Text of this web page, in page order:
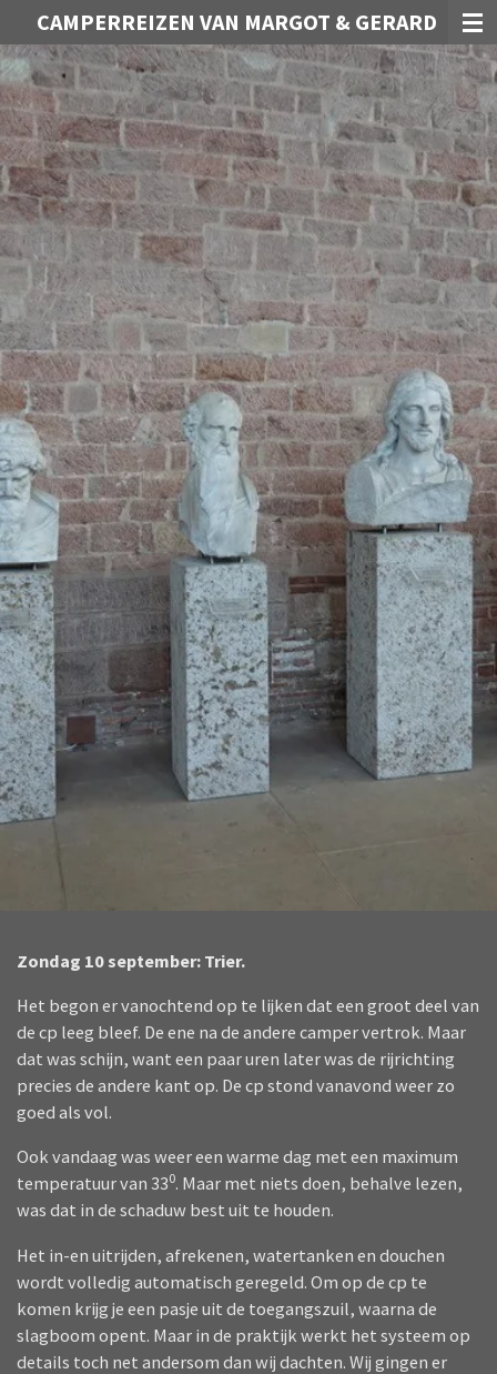
direct
naar
de
hoofdinhoud
CAMPERREIZEN VAN MARGOT & GERARD
Zondag 10 september: Trier.
Het begon er vanochtend op te lijken dat een groot deel van
de cp leeg bleef. De ene na de andere camper vertrok. Maar
dat was schijn, want een paar uren later was de rijrichting
precies de andere kant op. De cp stond vanavond weer zo
goed als vol.
Ook vandaag was weer een warme dag met een maximum
temperatuur van 330. Maar met niets doen, behalve lezen,
was dat in de schaduw best uit te houden.
Het in-en uitrijden, afrekenen, watertanken en douchen
wordt volledig automatisch geregeld. Om op de cp te
komen krijg je een pasje uit de toegangszuil, waarna de
slagboom opent. Maar in de praktijk werkt het systeem op
details toch net andersom dan wij dachten. Wij gingen er